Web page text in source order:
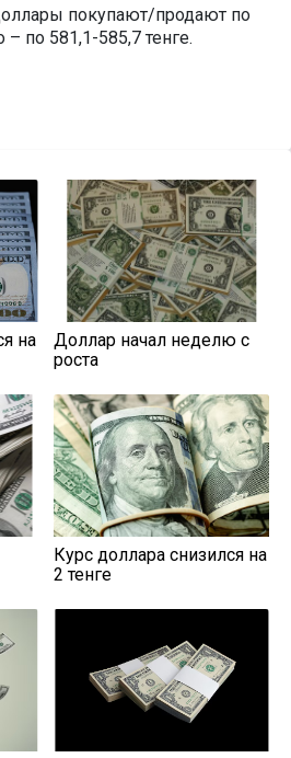
покупают/продают по
– по 581,1-585,7 тенге.
на
Доллар начал неделю с
роста
Курс доллара снизился на
2 тенге